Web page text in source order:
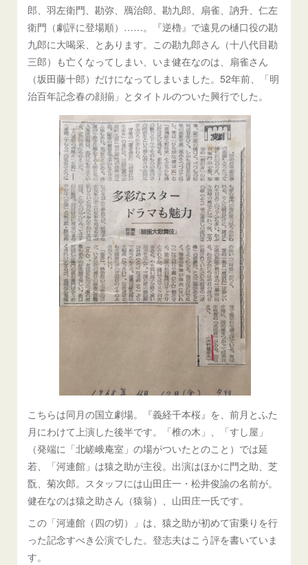
郎、羽左衛門、勘弥、鴈治郎、勘九郎、扇雀、訥升、仁左
衛門（劇評に登場順）……。『逆櫓』で遠見の樋口役の勘
九郎に大喝采、とあります。この勘九郎さん（十八代目勘
三郎）も亡くなってしまい、いま健在なのは、扇雀さん
（坂田藤十郎）だけになってしまいました。52年前、「明
治百年記念春の顔揃」とタイトルのついた興行でした。
こちらは同月の国立劇場。『義経千本桜』を、前月とふた
月にわけて上演した後半です。「椎の木」、「すし屋」
（発端に「北嵯峨庵室」の場がついたとのこと）では延
若、「河連館」は猿之助が主役。出演はほかに門之助、芝
翫、菊次郎。スタッフには山田庄一・松井俊諭の名前が。
健在なのは猿之助さん（猿翁）、山田庄一氏です。
この「河連館（四の切）」は、猿之助が初めて宙乗りを行
った記念すべき公演でした。登志夫はこう評を書いていま
す。